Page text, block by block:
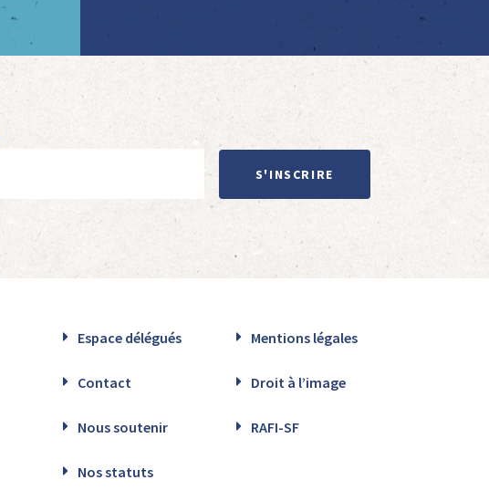
S'INSCRIRE
Espace délégués Mentions légales
Contact Droit à l’image
Nous soutenir RAFI-SF
Nos statuts